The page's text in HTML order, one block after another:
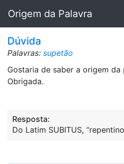
Origem da Palavra
Dúvida
Palavras: supetão
Gostaria de saber a origem da
Obrigada.
Resposta:
Do Latim SUBITUS,